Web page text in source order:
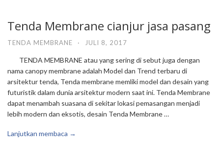
Tenda Membrane cianjur jasa pasang
TENDA MEMBRANE · JULI 8, 2017
TENDA MEMBRANE atau yang sering di sebut juga dengan
nama canopy membrane adalah Model dan Trend terbaru di
arsitektur tenda, Tenda membrane memliki model dan desain yang
futuristik dalam dunia arsitektur modern saat ini. Tenda Membrane
dapat menambah suasana di sekitar lokasi pemasangan menjadi
lebih modern dan eksotis, desain Tenda Membrane …
Lanjutkan membaca →